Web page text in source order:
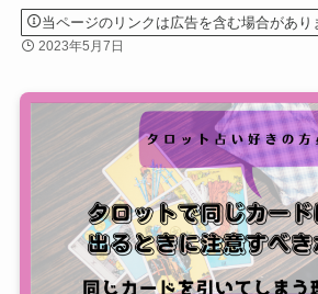
当ページのリンクは広告を含む場合があり
2023年5月7日